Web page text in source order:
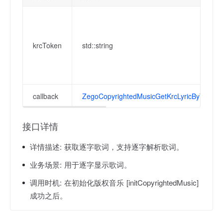
krcToken std::string
callback
接口详情
详情描述: 获取逐字歌词，支持逐字解析歌词。
业务场景: 用于逐字显示歌词。
调用时机: 在初始化版权音乐 [initCopyrightedMusic]
成功之后。